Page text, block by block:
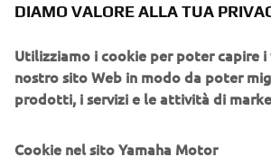
APPLICATION
NOW LIVE!
at 2pm on Tuesday 11th October 2016,
DIAMO VALORE ALLA TUA
Utilizziamo i cookie per poter capire
nostro sito Web in modo da poter
prodotti, i servizi e le attività di
Cookie nel sito Yamaha Motor